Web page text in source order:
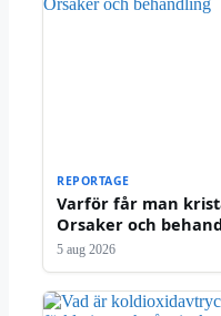
REPORTAGE
Varför får man
Orsaker och
5 aug 2026